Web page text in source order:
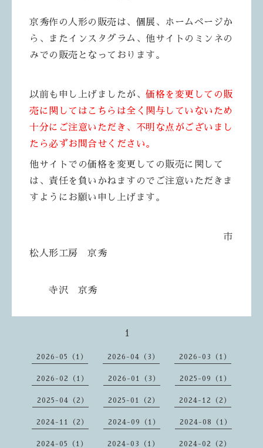
京秀作の人形の販売は、個展、ホームページか
ら、またインスタグラム、他サイトのミンネの
みでの販売となっております。
以前も申し上げましたが、 価格を変更しての販
売に関してはこちらは全く関与していないため
十分にご注意いただき、不明な点がございまし
たら必ずお問合せください。
他サイトでの価格を変更しての販売に関して
は、責任を負いかねますのでご注意いただきま
すようにお願い申し上げます。
市
松人形工房 京秀
寺沢 京秀
1
2026-05（1） 2026-04（3） 2026-03（1）
2026-02（1） 2026-01（3） 2025-09（1）
2025-04（2） 2025-01（2） 2024-12（2）
2024-11（2） 2024-09（1） 2024-08（1）
2024-05（1） 2024-03（1） 2024-02（2）